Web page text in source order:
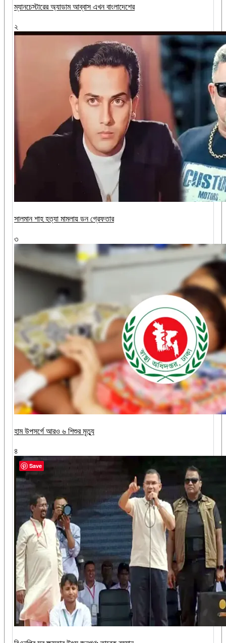
ম্যানচেস্টারের অ্যাডাম আব্বাস এখন বাংলাদেশের
২
সালমান শাহ হত্যা মামলায় ডন গ্রেফতার
৩
হাম উপসর্গে আরও ৬ শিশুর মৃত্যু
৪
Save